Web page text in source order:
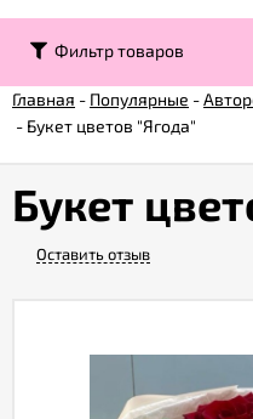
Контакты
Возврат
Гарантии
Фильтр товаров
Главная - Популярные -
- Букет цветов "Ягода"
Букет
Оставить отзыв